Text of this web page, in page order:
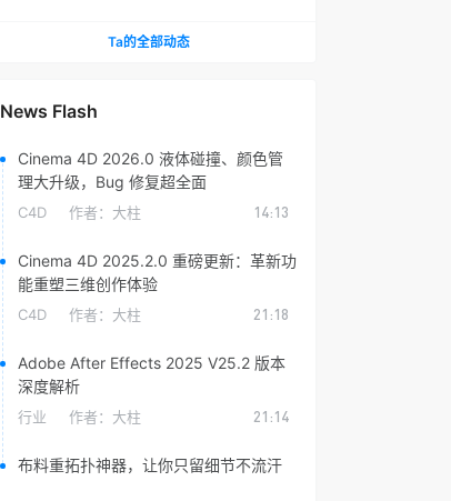
Ta的全部动态
News Flash
Cinema 4D 2026.0 液体碰撞、颜色管
理大升级，Bug 修复超全面
C4D 作者： 大柱 14:13
Cinema 4D 2025.2.0 重磅更新：革新功
能重塑三维创作体验
C4D 作者： 大柱 21:18
Adobe After Effects 2025 V25.2 版本
深度解析
行业 作者： 大柱 21:14
布料重拓扑神器，让你只留细节不流汗